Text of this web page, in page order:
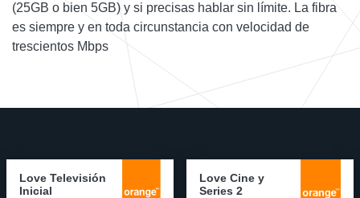
(25GB o bien 5GB) y si precisas hablar sin límite. La fibra
es siempre y en toda circunstancia con velocidad de
trescientos Mbps
Love Televisión
Inicial
Love Cine y
Series 2